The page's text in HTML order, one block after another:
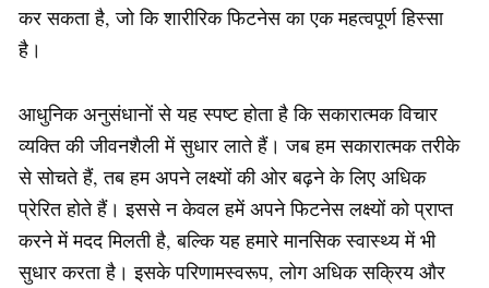
कर सकता है, जो कि शारीरिक फिटनेस का एक महत्वपूर्ण हिस्सा
है।
आधुनिक अनुसंधानों से यह स्पष्ट होता है कि सकारात्मक विचार
व्यक्ति की जीवनशैली में सुधार लाते हैं। जब हम सकारात्मक तरीके
से सोचते हैं, तब हम अपने लक्ष्यों की ओर बढ़ने के लिए अधिक
प्रेरित होते हैं। इससे न केवल हमें अपने फिटनेस लक्ष्यों को प्राप्त
करने में मदद मिलती है, बल्कि यह हमारे मानसिक स्वास्थ्य में भी
सुधार करता है। इसके परिणामस्वरूप, लोग अधिक सक्रिय और